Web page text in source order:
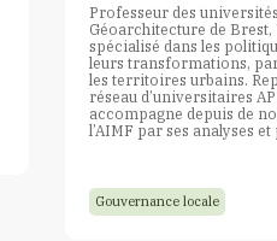
Professeur des
Géoarchitecture de
spécialisé dans les
leurs transformations,
les territoires urbains.
réseau d’universitaires
accompagne depuis de
l’AIMF par ses analyses
Gouvernance locale